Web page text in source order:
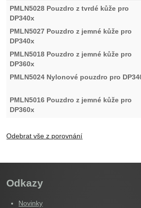
Odebrat vše z porovnání
Odkazy
Novinky